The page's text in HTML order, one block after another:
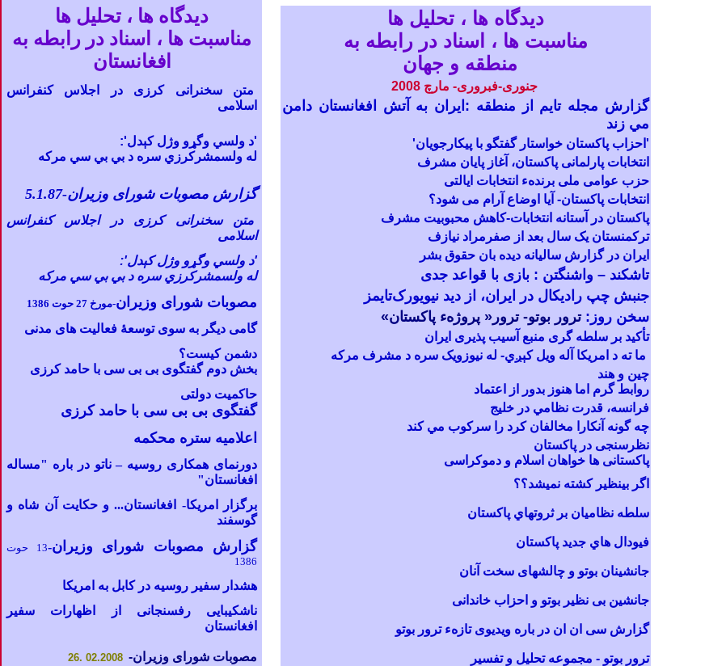
ديدگاه ها ، تحليل ها
مناسبت ها ، اسناد در رابطه به
منطقه و جهان
جنوری-فبروری- مارچ 2008
گزارش مجله تايم از منطقه : ايران به آتش افغانستان دامن
مي زند
'احزاب پاکستان خواستار گفتگو با پیکارجویان'
انتخابات پارلمانی پاکستان، آغاز پایان مشرف
حزب عوامی ملی برندهء انتخابات ایالتی
انتخابات پاکستان- آیا اوضاع آرام می شود؟
پاکستان در آستانه انتخابات-کاهش محبوبیت مشرف
ترکمنستان یک سال بعد از صفرمراد نیازف
ایران در گزارش سالیانه دیده بان حقوق بشر
تاشکند – واشنگتن : بازی با قواعد جدی
جنبش چپ رادیکال در ایران، از دید نیویورک‌تایمز
سخن روز:ترور بوتو- ترور« پروژهء پاکستان»
تأکید بر سلطه گری منبع آسیب پذیری ایران
ما ته د امريکا آله ويل کېږي- له نیوزویک سره د مشرف مرکه
چین و هند
روابط گرم اما هنوز بدور از اعتماد
فرانسه، قدرت نظامي در خليج
چه گونه آنکارا مخالفان کرد را سرکوب مي کند
نظرسنجی در پاکستان
پاکستانی ها خواهان اسلام و دموکراسی
اگر بينظير کشته نميشد؟؟
سلطه نظاميان بر ثروتهاي پاکستان
فیودال هاي جديد پاکستان
جانشینان بوتو و چالشهای سخت آنان
جانشین بی نظیر بوتو و احزاب خاندانی
گزارش سی ان ان در باره ویدیوی تازهء ترور بوتو
ترور بوتو - مجموعه تحلیل و تفسیر
ديدگاه ها ، تحليل ها
مناسبت ها ، اسناد در رابطه به
افغانستان
متن سخنرانی کرزی در اجلاس کنفرانس
اسلامی
'د ولسي وگړو وژل کېدل':
له ولسمشرکرزي سره د بي بي سي مرکه
گزارش مصوبات شورای وزیران-5.1.87
متن سخنرانی کرزی در اجلاس کنفرانس
اسلامی
'د ولسي وگړو وژل کېدل':
له ولسمشرکرزي سره د بي بي سي مرکه
مصوبات شورای وزیران-مورخ 27 حوت 1386
گامی دیگر به سوی توسعۀ فعالیت های مدنی
دشمن کیست؟
بخش دوم گفتگوی بی بی سی با حامد کرزی
حاکمیت دولتی
گفتگوی بی بی سی با حامد کرزی
اعلامیه ستره محکمه
دورنمای همکاری روسیه – ناتو در باره "مساله
افغانستان"
برگزار
امریکا-
افغانستان... و حکایت آن شاه و
گوسفند
گزارش مصوبات شورای وزیران-
13 حوت
1386
هشدار سفیر روسیه در کابل به امریکا
ناشکیبایی رفسنجانی از اظهارات سفیر
افغانستان
مصوبات شورای وزیران-
02.2008 .26